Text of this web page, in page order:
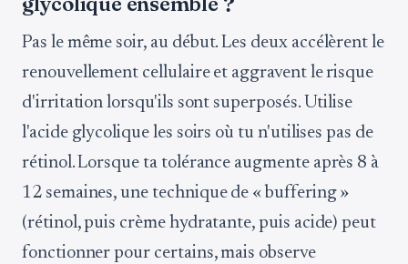
Pas le même soir, au début. Les deux accélèrent le
renouvellement cellulaire et aggravent le risque
d'irritation lorsqu'ils sont superposés. Utilise
l'acide glycolique les soirs où tu n'utilises pas de
rétinol. Lorsque ta tolérance augmente après 8 à
12 semaines, une technique de « buffering »
(rétinol, puis crème hydratante, puis acide) peut
fonctionner pour certains, mais observe